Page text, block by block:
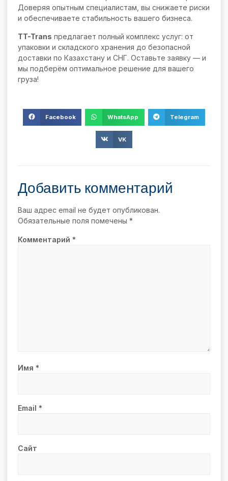
Доверяя опытным специалистам, вы снижаете риски
и обеспечиваете стабильность вашего бизнеса.
TT-Trans предлагает полный комплекс услуг: от
упаковки и складского хранения до безопасной
доставки по Казахстану и СНГ. Оставьте заявку — и
мы подберём оптимальное решение для вашего
груза!
Facebook WhatsApp Telegram
VK
Добавить комментарий
Ваш адрес email не будет опубликован.
Обязательные поля помечены *
Комментарий *
Имя *
Email *
Сайт